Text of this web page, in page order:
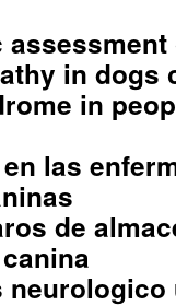
in dogs
in
las
de